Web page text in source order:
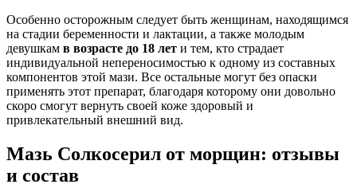
Особенно осторожным следует быть женщинам, находящимся
на стадии беременности и лактации, а также молодым
девушкам в возрасте до 18 лет и тем, кто страдает
индивидуальной непереносимостью к одному из составных
компонентов этой мази. Все остальные могут без опаски
применять этот препарат, благодаря которому они довольно
скоро смогут вернуть своей коже здоровый и
привлекательный внешний вид.
Мазь Солкосерил от морщин: отзывы
и состав